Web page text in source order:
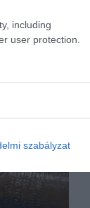
including
user protection.
szabályzat